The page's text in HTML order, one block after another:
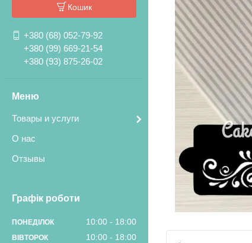
Кошик
+380 (68) 052-79-92
+380 (99) 669-21-54
+380 (93) 875-26-02
Товары и услуги
О нас
Отзывы
Графік роботи
ПОНЕДІЛОК 10:00 18:00
ВІВТОРОК 10:00 18:00